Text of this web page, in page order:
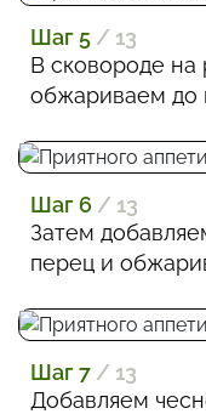
Шаг 5 / 13
В сковороде на
обжариваем до
Шаг 6 / 13
Затем
перец и
Шаг 7 / 13
Добавляем